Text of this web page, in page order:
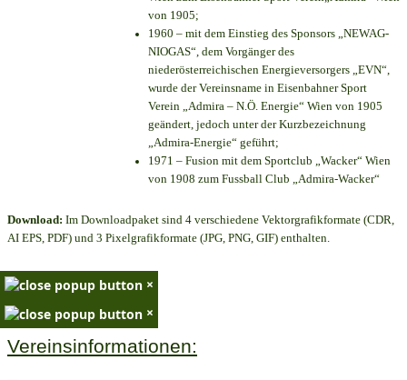
von 1905;
1960 – mit dem Einstieg des Sponsors „NEWAG-
NIOGAS“, dem Vorgänger des
niederösterreichischen Energieversorgers „EVN“,
wurde der Vereinsname in Eisenbahner Sport
Verein „Admira – N.Ö. Energie“ Wien von 1905
geändert, jedoch unter der Kurzbezeichnung
„Admira-Energie“ geführt;
1971 – Fusion mit dem Sportclub „Wacker“ Wien
von 1908 zum Fussball Club „Admira-Wacker“
Download: Im Downloadpaket sind 4 verschiedene Vektorgrafikformate (CDR,
AI EPS, PDF) und 3 Pixelgrafikformate (JPG, PNG, GIF) enthalten.
×
×
Vereinsinformationen: